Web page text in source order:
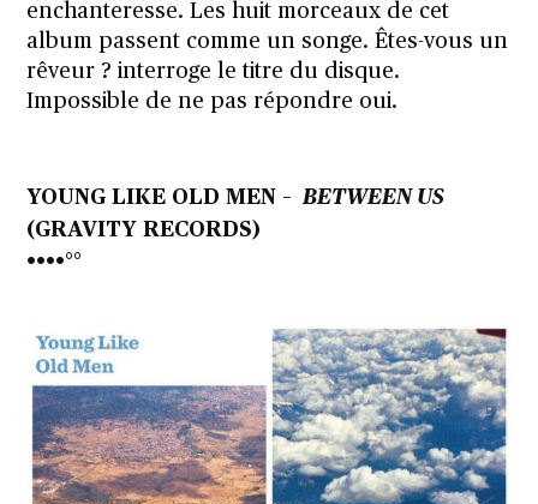
enchanteresse. Les huit morceaux de cet
album passent comme un songe. Êtes-vous un
rêveur ? interroge le titre du disque.
Impossible de ne pas répondre oui.
YOUNG LIKE OLD MEN –BETWEEN US
(GRAVITY RECORDS)
••••°°